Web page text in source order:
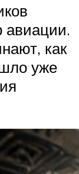
авиации.
как
уже